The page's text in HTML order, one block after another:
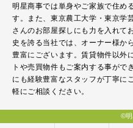
明星商事では単身やご家族で住め
す。また、東京農工大学・東京学
さんのお部屋探しにも力を入れて
史を誇る当社では、オーナー様か
豊富にございます。賃貸物件以外
トや売買物件もご案内する事がで
にも経験豊富なスタッフが丁寧に
軽にご相談ください。
©明